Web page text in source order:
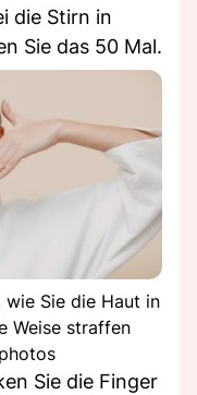
die Stirn in
Sie das 50 Mal.
wie Sie die Haut in
Weise straffen
Sie die Finger